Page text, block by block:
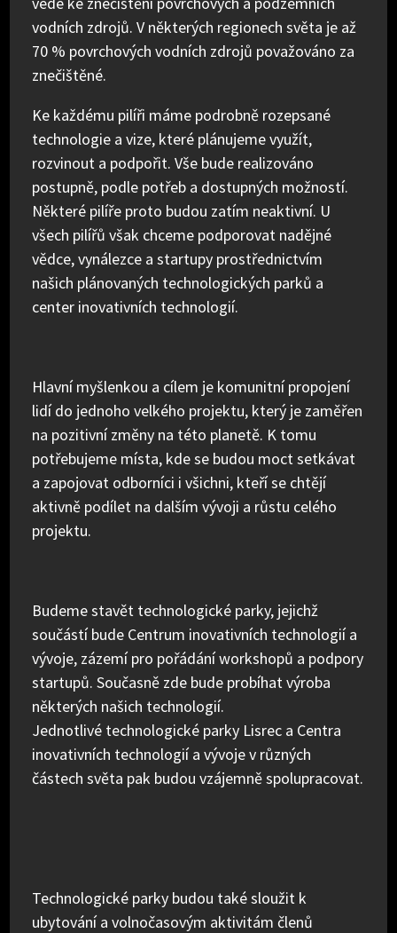
vodních zdrojů. V některých regionech světa je až
70 % povrchových vodních zdrojů považováno za
znečištěné.
Ke každému pilíři máme podrobně rozepsané
technologie a vize, které plánujeme využít,
rozvinout a podpořit. Vše bude realizováno
postupně, podle potřeb a dostupných možností.
Některé pilíře proto budou zatím neaktivní. U
všech pilířů však chceme podporovat nadějné
vědce, vynálezce a startupy prostřednictvím
našich plánovaných technologických parků a
center inovativních technologií.
Hlavní myšlenkou a cílem je komunitní propojení
lidí do jednoho velkého projektu, který je zaměřen
na pozitivní změny na této planetě. K tomu
potřebujeme místa, kde se budou moct setkávat
a zapojovat odborníci i všichni, kteří se chtějí
aktivně podílet na dalším vývoji a růstu celého
projektu.
Budeme stavět technologické parky, jejichž
součástí bude Centrum inovativních technologií a
vývoje, zázemí pro pořádání workshopů a podpory
startupů. Současně zde bude probíhat výroba
některých našich technologií.
Jednotlivé technologické parky Lisrec a Centra
inovativních technologií a vývoje v různých
částech světa pak budou vzájemně spolupracovat.
Technologické parky budou také sloužit k
ubytování a volnočasovým aktivitám členů